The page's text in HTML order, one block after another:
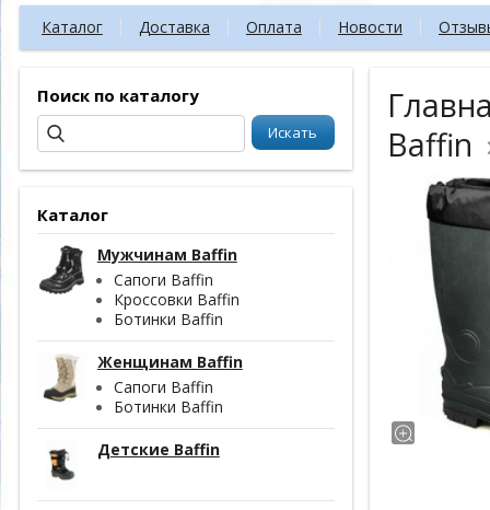
Каталог Доставка Оплата Новости
Поиск по каталогу
Каталог
Мужчинам Baffin
Сапоги Baffin
Кроссовки Baffin
Ботинки Baffin
Женщинам Baffin
Сапоги Baffin
Ботинки Baffin
Детские Baffin
Baffin